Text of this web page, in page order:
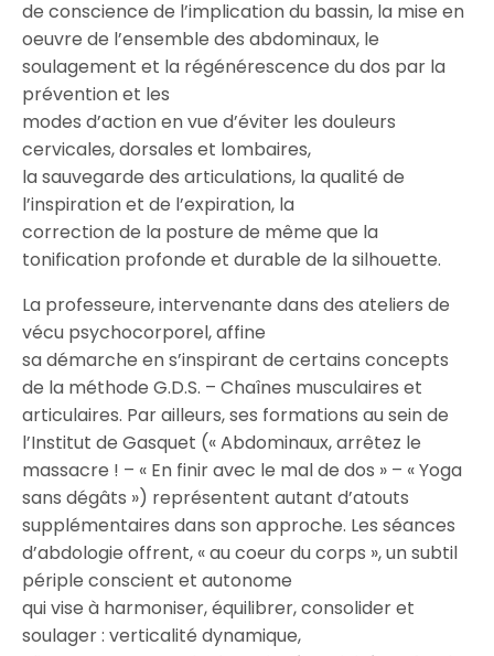
de conscience de l’implication du bassin, la mise en
oeuvre de l’ensemble des abdominaux, le
soulagement et la régénérescence du dos par la
prévention et les
modes d’action en vue d’éviter les douleurs
cervicales, dorsales et lombaires,
la sauvegarde des articulations, la qualité de
l’inspiration et de l’expiration, la
correction de la posture de même que la
tonification profonde et durable de la silhouette.
La professeure, intervenante dans des ateliers de
vécu psychocorporel, affine
sa démarche en s’inspirant de certains concepts
de la méthode G.D.S. – Chaînes musculaires et
articulaires. Par ailleurs, ses formations au sein de
l’Institut de Gasquet (« Abdominaux, arrêtez le
massacre ! – « En finir avec le mal de dos » – « Yoga
sans dégâts ») représentent autant d’atouts
supplémentaires dans son approche. Les séances
d’abdologie offrent, « au coeur du corps », un subtil
périple conscient et autonome
qui vise à harmoniser, équilibrer, consolider et
soulager : verticalité dynamique,